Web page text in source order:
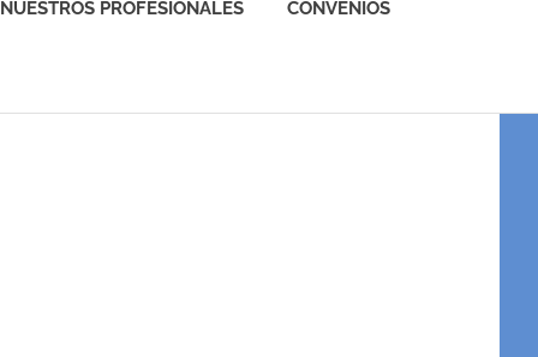
NUESTROS PROFESIONALES CONVENIOS